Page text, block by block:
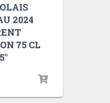
2024
75 CL